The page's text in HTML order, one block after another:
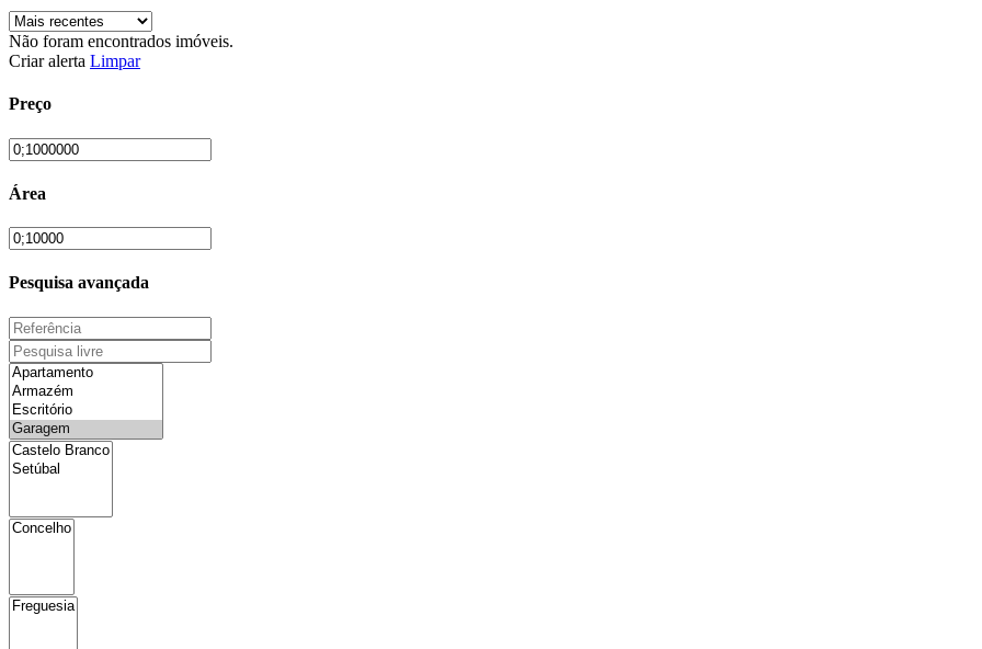
Não foram encontrados imóveis.
Criar alerta Limpar
Preço
Área
Pesquisa avançada